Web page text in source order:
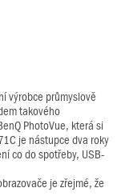
výrobce průmyslově
takového
PhotoVue, která si
je nástupce dva roky
co do spotřeby, USB-
je zřejmé, že